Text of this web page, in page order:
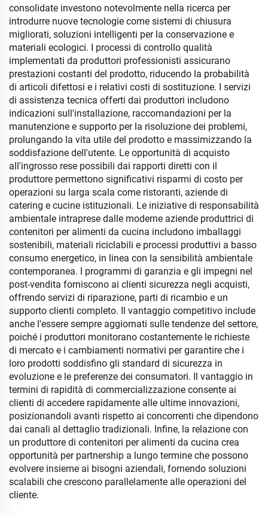
consolidate investono notevolmente nella ricerca per
introdurre nuove tecnologie come sistemi di chiusura
migliorati, soluzioni intelligenti per la conservazione e
materiali ecologici. I processi di controllo qualità
implementati da produttori professionisti assicurano
prestazioni costanti del prodotto, riducendo la probabilità
di articoli difettosi e i relativi costi di sostituzione. I servizi
di assistenza tecnica offerti dai produttori includono
indicazioni sull'installazione, raccomandazioni per la
manutenzione e supporto per la risoluzione dei problemi,
prolungando la vita utile del prodotto e massimizzando la
soddisfazione dell'utente. Le opportunità di acquisto
all'ingrosso rese possibili dai rapporti diretti con il
produttore permettono significativi risparmi di costo per
operazioni su larga scala come ristoranti, aziende di
catering e cucine istituzionali. Le iniziative di responsabilità
ambientale intraprese dalle moderne aziende produttrici di
contenitori per alimenti da cucina includono imballaggi
sostenibili, materiali riciclabili e processi produttivi a basso
consumo energetico, in linea con la sensibilità ambientale
contemporanea. I programmi di garanzia e gli impegni nel
post-vendita forniscono ai clienti sicurezza negli acquisti,
offrendo servizi di riparazione, parti di ricambio e un
supporto clienti completo. Il vantaggio competitivo include
anche l'essere sempre aggiornati sulle tendenze del settore,
poiché i produttori monitorano costantemente le richieste
di mercato e i cambiamenti normativi per garantire che i
loro prodotti soddisfino gli standard di sicurezza in
evoluzione e le preferenze dei consumatori. Il vantaggio in
termini di rapidità di commercializzazione consente ai
clienti di accedere rapidamente alle ultime innovazioni,
posizionandoli avanti rispetto ai concorrenti che dipendono
dai canali al dettaglio tradizionali. Infine, la relazione con
un produttore di contenitori per alimenti da cucina crea
opportunità per partnership a lungo termine che possono
evolvere insieme ai bisogni aziendali, fornendo soluzioni
scalabili che crescono parallelamente alle operazioni del
cliente.